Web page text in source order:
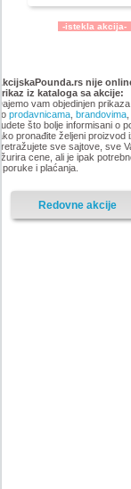
-istekla akcija-
novembar 2018
nije
iz kataloga sa akcije:
vam objedinjen
prodavnicama, brandovima,
što bolje informisani o
pronađite željeni proizvod
sve sajtove, sve
cene, ali je ipak
i plaćanja.
Redovne akcije